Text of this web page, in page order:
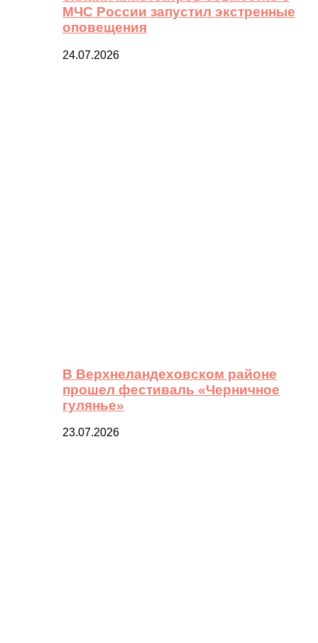
МЧС России запустил экстренные
оповещения
24.07.2026
В Верхнеландеховском районе
прошел фестиваль «Черничное
гулянье»
23.07.2026